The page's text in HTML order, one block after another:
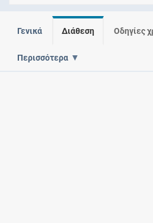
Γενικά Διάθεση Οδηγίες
Περισσότερα